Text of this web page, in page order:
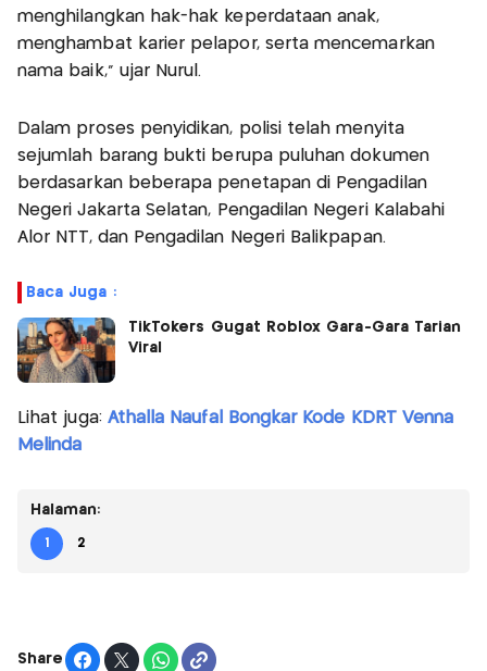
menghilangkan hak-hak keperdataan anak,
menghambat karier pelapor, serta mencemarkan
nama baik,” ujar Nurul.
Dalam proses penyidikan, polisi telah menyita
sejumlah barang bukti berupa puluhan dokumen
berdasarkan beberapa penetapan di Pengadilan
Negeri Jakarta Selatan, Pengadilan Negeri Kalabahi
Alor NTT, dan Pengadilan Negeri Balikpapan.
Baca Juga :
TikTokers Gugat Roblox Gara-Gara Tarian
Viral
Lihat juga: Athalla Naufal Bongkar Kode KDRT Venna
Melinda
Halaman:
1 2
Share